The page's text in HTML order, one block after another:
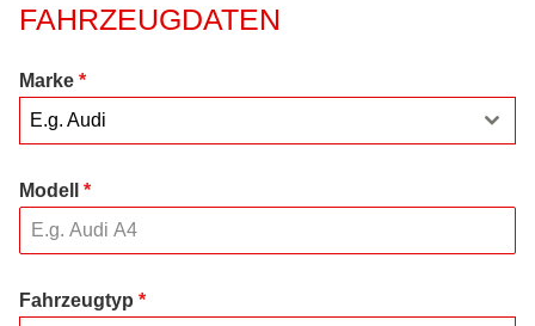
FAHRZEUGDATEN
Marke *
E.g. Audi
Modell *
Fahrzeugtyp *